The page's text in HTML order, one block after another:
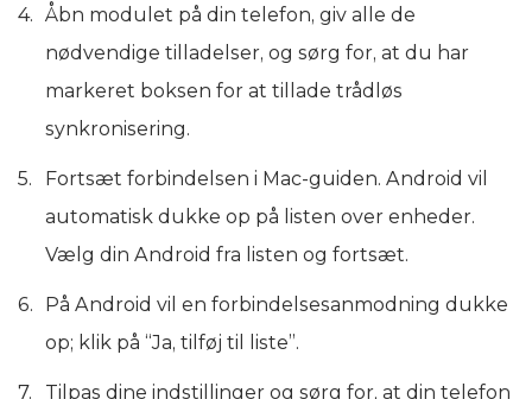
Åbn modulet på din telefon, giv alle de
nødvendige tilladelser, og sørg for, at du har
markeret boksen for at tillade trådløs
synkronisering.
Fortsæt forbindelsen i Mac-guiden. Android vil
automatisk dukke op på listen over enheder.
Vælg din Android fra listen og fortsæt.
På Android vil en forbindelsesanmodning dukke
op; klik på “Ja, tilføj til liste”.
Tilpas dine indstillinger og sørg for, at din telefon